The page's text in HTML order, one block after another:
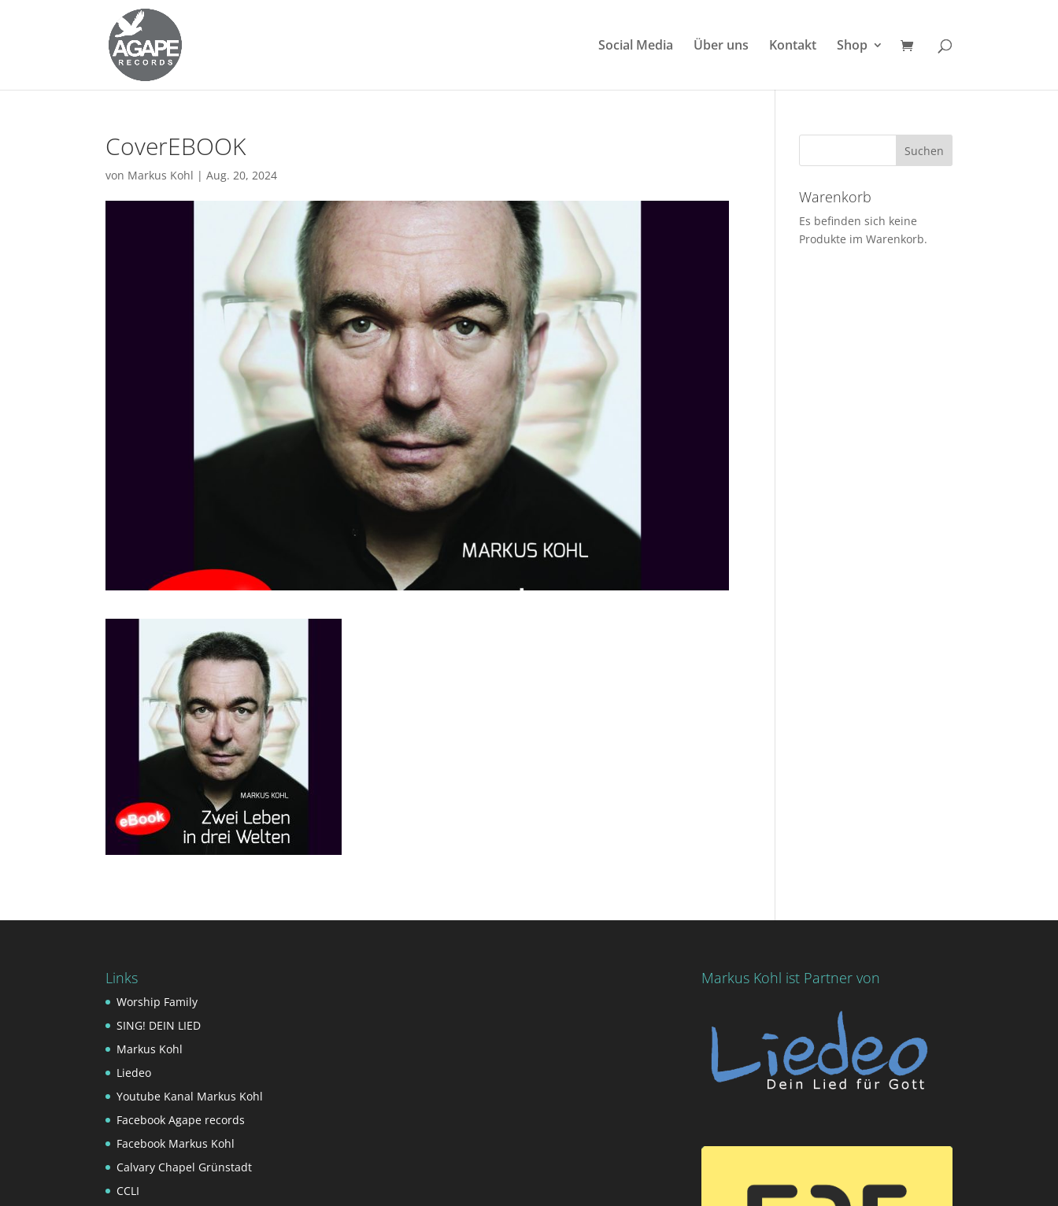
Social Media Über uns Kontakt Shop
CoverEBOOK
von Markus Kohl |Aug. 20, 2024
Warenkorb
Es befinden sich keine
Produkte im Warenkorb.
Links
Worship Family
SING! DEIN LIED
Markus Kohl
Liedeo
Youtube Kanal Markus Kohl
Facebook Agape records
Facebook Markus Kohl
Calvary Chapel Grünstadt
CCLI
Markus Kohl ist Partner von